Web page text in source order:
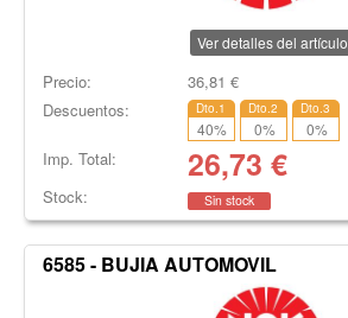
Ver detalles del artículo
Precio: 36,81 €
Descuentos:
Dto.1
40%
Dto.2
0%
Dto.3
0%
Imp. Total: 26,73 €
Stock: Sin stock
6585 - BUJIA AUTOMOVIL